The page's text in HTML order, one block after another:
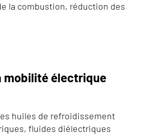
la combustion, réduction des
mobilité électrique
huiles de refroidissement
fluides diélectriques